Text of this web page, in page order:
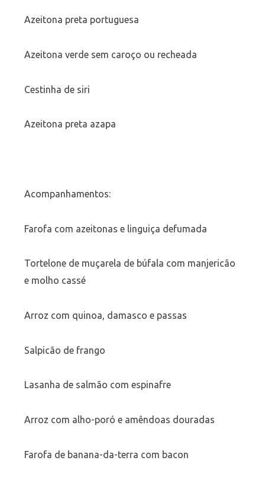
Azeitona preta portuguesa
Azeitona verde sem caroço ou recheada
Cestinha de siri
Azeitona preta azapa
Acompanhamentos:
Farofa com azeitonas e linguiça defumada
Tortelone de muçarela de búfala com manjericão
e molho cassé
Arroz com quinoa, damasco e passas
Salpicão de frango
Lasanha de salmão com espinafre
Arroz com alho-poró e amêndoas douradas
Farofa de banana-da-terra com bacon